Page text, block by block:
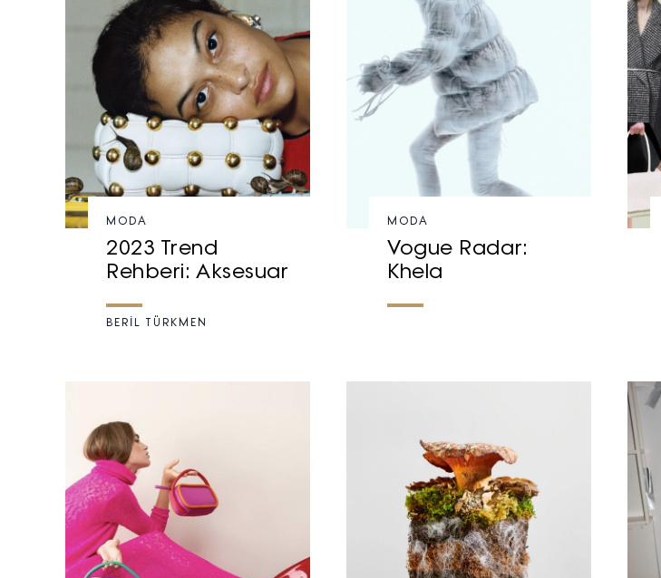
Turkuvaz Haberleşme ve
https://vogue.com.tr/
internet
ürün ve hizmetlere ilişkin reklam,
kutlama/ temenni amaçlı her türlü
elektronik ileti gönderiminin e-
yapılmasına onay ve bu
ve e-posta adresi verilerimin
veriyorum.
MODA
2023 Trend
Rehberi: Aksesuar
BERİL TÜRKMEN
MODA
Vogue Radar:
Khela